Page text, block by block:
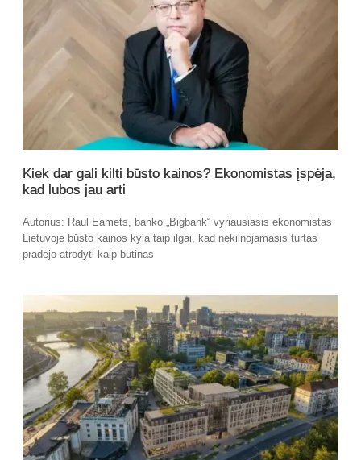
Kiek dar gali kilti būsto kainos? Ekonomistas įspėja,
kad lubos jau arti
Autorius: Raul Eamets, banko „Bigbank“ vyriausiasis ekonomistas
Lietuvoje būsto kainos kyla taip ilgai, kad nekilnojamasis turtas
pradėjo atrodyti kaip būtinas